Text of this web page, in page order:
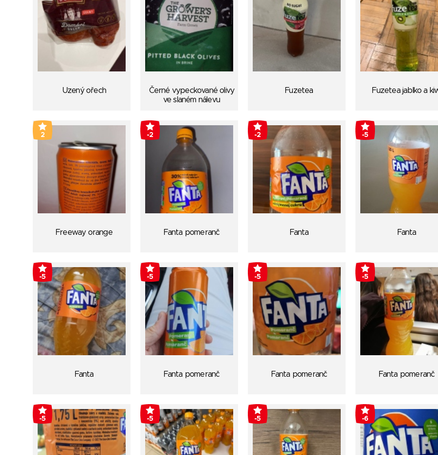
Uzený ořech
Černé vypeckované olivy
ve slaném nálevu
Fuzetea Fuzetea jablko a
2
Freeway orange
-2
Fanta pomeranč
-2
Fanta
-5
Fanta
-5
Fanta
-5
Fanta pomeranč
-5
Fanta pomeranč
-5
Fanta pomeranč
-5 -5 -5 -6